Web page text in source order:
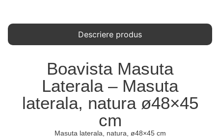
Descriere produs
Boavista Masuta
Laterala – Masuta
laterala, natura ø48×45
cm
Masuta laterala, natura, ø48×45 cm